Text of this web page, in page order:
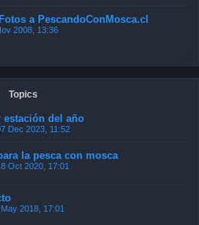
a PescandoConMosca.cl
2008, 13:36
Topics
estación del año
Dec 2023, 11:52
la pesca con mosca
Oct 2020, 17:01
2018, 17:01